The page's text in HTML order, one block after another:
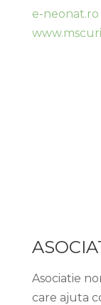
e-neonat.ro
Asociatie
care ajuta